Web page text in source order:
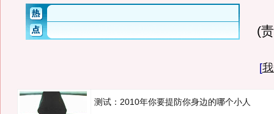
(
[
测试：2010年你要提防你身边的哪个小人